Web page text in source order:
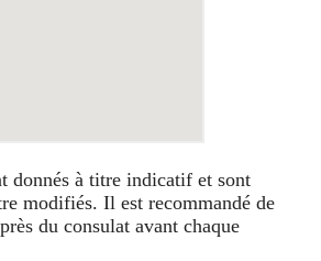
donnés à titre indicatif et sont
modifiés. Il est recommandé de
du consulat avant chaque